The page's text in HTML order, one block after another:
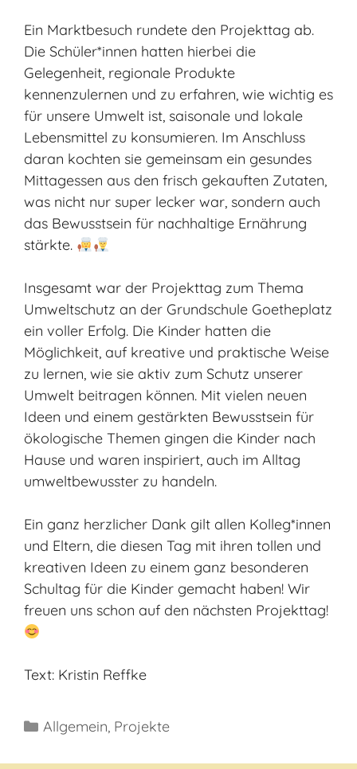
Ein Marktbesuch rundete den Projekttag ab.
Die Schüler*innen hatten hierbei die
Gelegenheit, regionale Produkte
kennenzulernen und zu erfahren, wie wichtig es
für unsere Umwelt ist, saisonale und lokale
Lebensmittel zu konsumieren. Im Anschluss
daran kochten sie gemeinsam ein gesundes
Mittagessen aus den frisch gekauften Zutaten,
was nicht nur super lecker war, sondern auch
das Bewusstsein für nachhaltige Ernährung
stärkte.
Insgesamt war der Projekttag zum Thema
Umweltschutz an der Grundschule Goetheplatz
ein voller Erfolg. Die Kinder hatten die
Möglichkeit, auf kreative und praktische Weise
zu lernen, wie sie aktiv zum Schutz unserer
Umwelt beitragen können. Mit vielen neuen
Ideen und einem gestärkten Bewusstsein für
ökologische Themen gingen die Kinder nach
Hause und waren inspiriert, auch im Alltag
umweltbewusster zu handeln.
Ein ganz herzlicher Dank gilt allen Kolleg*innen
und Eltern, die diesen Tag mit ihren tollen und
kreativen Ideen zu einem ganz besonderen
Schultag für die Kinder gemacht haben! Wir
freuen uns schon auf den nächsten Projekttag!
Text: Kristin Reffke
Kategorien
Allgemein, Projekte